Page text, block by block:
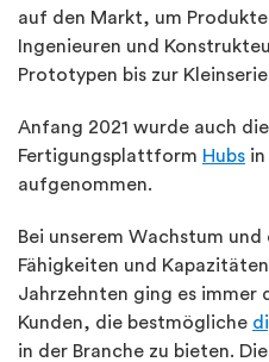
auf den Markt, um
Ingenieuren und
Prototypen bis zur
Anfang 2021 wurde auch
Fertigungsplattform Hubs
aufgenommen.
Bei unserem Wachstum
Fähigkeiten und
Jahrzehnten ging es immer
Kunden, die bestmögliche
in der Branche zu bieten.